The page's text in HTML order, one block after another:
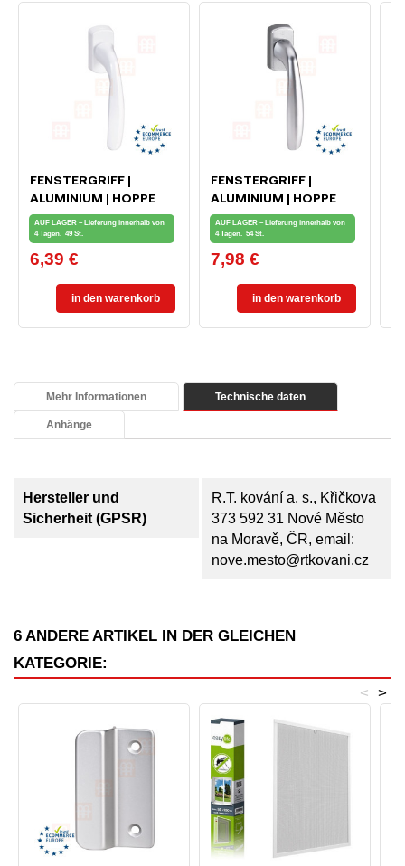
FENSTERGRIFF |
ALUMINIUM | HOPPE
SECUSTIK | WEISS
AUF LAGER – Lieferung innerhalb von
4 Tagen. 49 St.
Preis
6,39 €
in den warenkorb
FENSTERGRIFF |
ALUMINIUM | HOPPE
SECUSTIK | SILBER
AUF LAGER – Lieferung innerhalb von
4 Tagen. 54 St.
Preis
7,98 €
in den warenkorb
Mehr Informationen Technische daten
Anhänge
Hersteller und
Sicherheit (GPSR)
R.T. kování a. s., Křičkova
373 592 31 Nové Město
na Moravě, ČR, email:
nove.mesto@rtkovani.cz
6 ANDERE ARTIKEL IN DER GLEICHEN
KATEGORIE:
>
<